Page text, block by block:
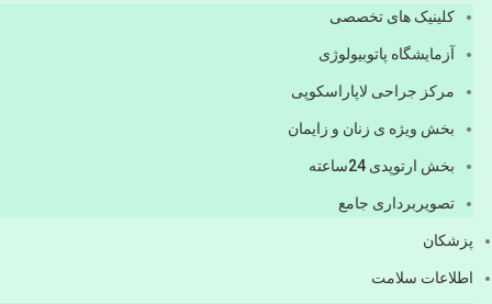
کلینیک های تخصصی
آزمایشگاه پاتوبیولوژی
مرکز جراحی لاپاراسکوپی
بخش ویژه ی زنان و زایمان
بخش ارتوپدی 24ساعته
تصویربرداری جامع
پزشكان
اطلاعات سلامت